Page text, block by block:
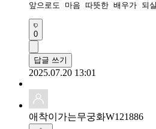
앞으로도 마음 따뜻한 배우가 되
0
답글 쓰기
2025.07.20 13:01
애착이가는무궁화W121886